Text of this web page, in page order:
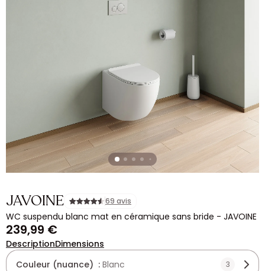
JAVOINE 69 avis
WC suspendu blanc mat en céramique sans bride - JAVOINE
239,99 €
DescriptionDimensions
Couleur (nuance) : Blanc 3